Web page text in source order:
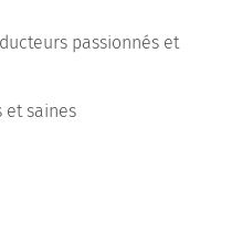
passionnés et
et saines